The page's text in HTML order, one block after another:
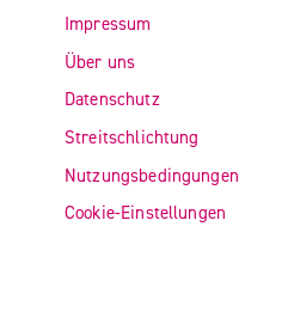
Impressum
Über uns
Datenschutz
Streitschlichtung
Nutzungsbedingungen
Cookie-Einstellungen